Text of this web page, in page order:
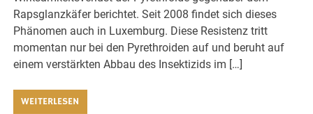
Rapsglanzkäfer berichtet. Seit 2008 findet sich dieses
Phänomen auch in Luxemburg. Diese Resistenz tritt
momentan nur bei den Pyrethroiden auf und beruht auf
einem verstärkten Abbau des Insektizids im […]
WEITERLESEN